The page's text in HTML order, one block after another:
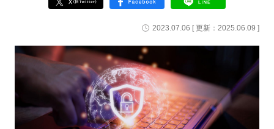
2023.07.06 [ 更新： 2025.06.09 ]